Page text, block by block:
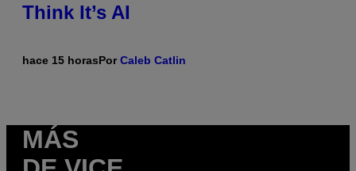
Think It’s AI
hace 15 horasPorCaleb Catlin
MÁS